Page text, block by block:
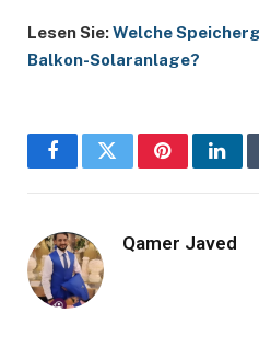
Lesen Sie:Welche
Balkon-Solaranlage?
FacebookTwitterPinterest
Qamer Javed